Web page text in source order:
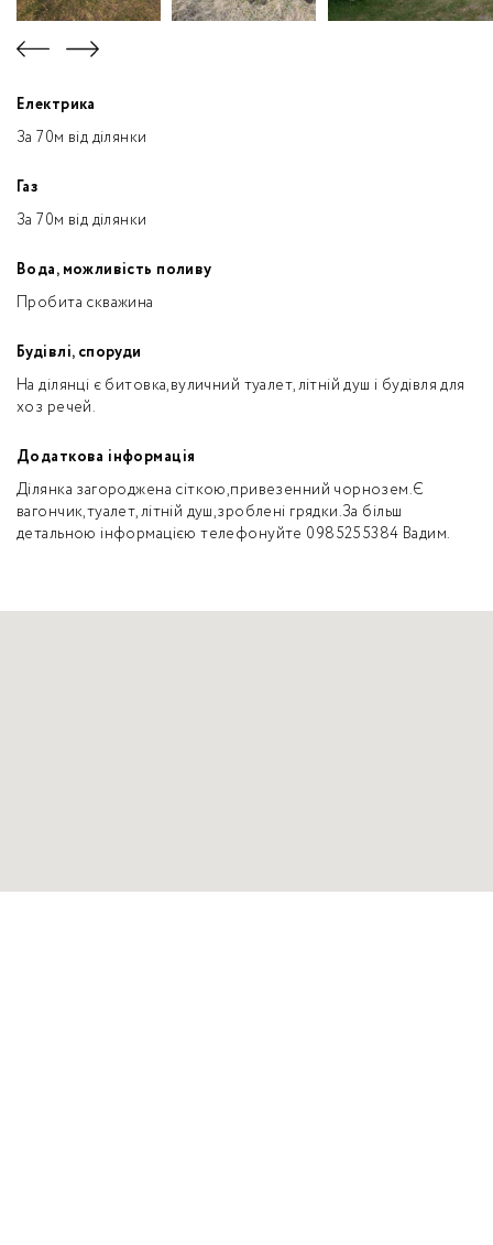
Електрика
За 70м від ділянки
Газ
За 70м від ділянки
Вода, можливість поливу
Пробита скважина
Будівлі, споруди
На ділянці є битовка,вуличний туалет,літній душ і будівля для
хоз речей.
Додаткова інформація
Ділянка загороджена сіткою,привезенний чорнозем.Є
вагончик,туалет,літній душ,зроблені грядки.За більш
детальною інформацією телефонуйте 0985255384 Вадим.